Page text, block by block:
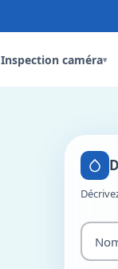
Inspection caméra▾